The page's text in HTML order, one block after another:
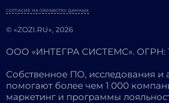
© «ZOZI.RU», 2026
СОГЛАСИЕ НА ОБРАБОТКУ ДАННЫХ
ООО «ИНТЕГРА СИСТЕМС». ОГРН:
Собственное ПО, исследования и
помогают более чем 1 000
маркетинг и программы